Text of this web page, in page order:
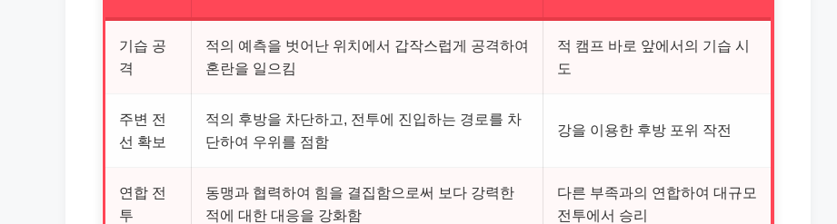
기습 공
격
적의 예측을 벗어난 위치에서 갑작스럽게 공격하여
혼란을 일으킴
적 캠프 바로 앞에서의 기습 시
도
주변 전
선 확보
적의 후방을 차단하고, 전투에 진입하는 경로를 차
단하여 우위를 점함
강을 이용한 후방 포위 작전
연합 전
투
동맹과 협력하여 힘을 결집함으로써 보다 강력한
적에 대한 대응을 강화함
다른 부족과의 연합하여 대규모
전투에서 승리